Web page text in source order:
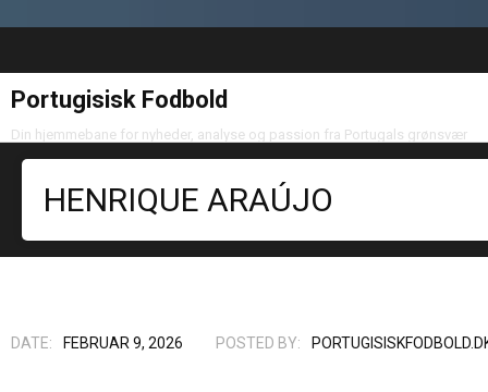
Portugisisk Fodbold
Din hjemmebane for nyheder, analyse og passion fra Portugals grønsvær
HENRIQUE ARAÚJO
DATE: FEBRUAR 9, 2026 POSTED BY: